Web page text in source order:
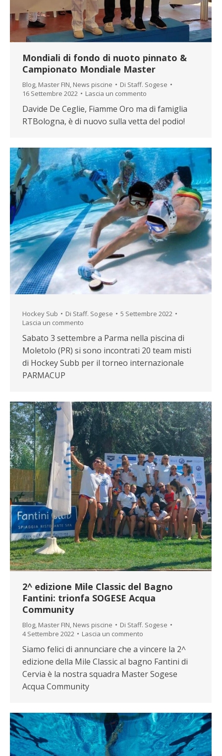
Mondiali di fondo di nuoto pinnato &
Campionato Mondiale Master
Blog, Master FIN, News piscine Di Staff. Sogese
16 Settembre 2022
Lascia un commento
Davide De Ceglie, Fiamme Oro ma di famiglia
RTBologna, è di nuovo sulla vetta del podio!
Hockey Sub Di Staff. Sogese
5 Settembre 2022
Lascia un commento
Sabato 3 settembre a Parma nella piscina di
Moletolo (PR) si sono incontrati 20 team misti
di Hockey Subb per il torneo internazionale
PARMACUP
2^ edizione Mile Classic del Bagno
Fantini: trionfa SOGESE Acqua
Community
Blog, Master FIN, News piscine Di Staff. Sogese
4 Settembre 2022
Lascia un commento
Siamo felici di annunciare che a vincere la 2^
edizione della Mile Classic al bagno Fantini di
Cervia è la nostra squadra Master Sogese
Acqua Community